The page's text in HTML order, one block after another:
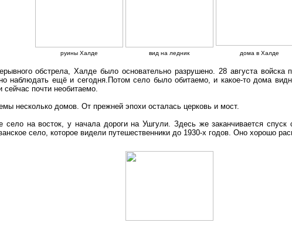
руины Халде вид на ледник дома в Халде
обстрела, Халде было основательно разрушено. 28 августа
наблюдать ещё и сегодня.Потом село было обитаемо, и какое-то дома
почти необитаемо.
несколько домов. От прежней эпохи осталась церковь и мост.
на восток, у начала дороги на Ушгули. Здесь же заканчивается спуск
село, которое видели путешественники до 1930-х годов. Оно хорошо